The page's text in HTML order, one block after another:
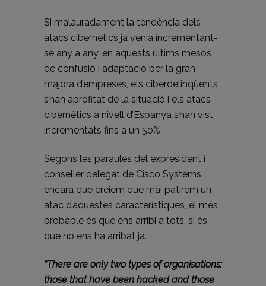
Si malauradament la tendència dels
atacs cibernètics ja venia incrementant-
se any a any, en aquests últims mesos
de confusió i adaptació per la gran
majora d’empreses, els ciberdelinqüents
s’han aprofitat de la situació i els atacs
cibernètics a nivell d’Espanya s’han vist
incrementats fins a un 50%.
Segons les paraules del expresident i
conseller delegat de Cisco Systems,
encara que creiem que mai patirem un
atac d’aquestes característiques, el més
probable és que ens arribi a tots, si és
que no ens ha arribat ja.
“There are only two types of organisations:
those that have been hacked and those